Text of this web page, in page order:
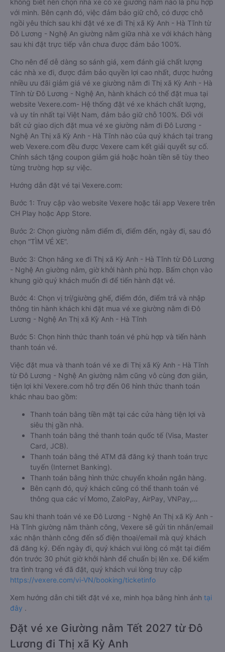
không biết nên chọn nhà xe có xe giường nằm nào là phù hợp
với mình. Bên cạnh đó, việc đảm bảo giữ chỗ, có được chỗ
ngồi yêu thích sau khi đặt vé xe đi Thị xã Kỳ Anh - Hà Tĩnh từ
Đô Lương - Nghệ An giường nằm giữa nhà xe với khách hàng
sau khi đặt trực tiếp vẫn chưa được đảm bảo 100%.
Cho nên để dễ dàng so sánh giá, xem đánh giá chất lượng
các nhà xe đi, được đảm bảo quyền lợi cao nhất, được hưởng
nhiều ưu đãi giảm giá vé xe giường nằm đi Thị xã Kỳ Anh - Hà
Tĩnh từ Đô Lương - Nghệ An, hành khách có thể đặt mua tại
website Vexere.com- Hệ thống đặt vé xe khách chất lượng,
và uy tín nhất tại Việt Nam, đảm bảo giữ chỗ 100%. Đối với
bất cứ giao dịch đặt mua vé xe giường nằm đi Đô Lương -
Nghệ An Thị xã Kỳ Anh - Hà Tĩnh nào của quý khách tại trang
web Vexere.com đều được Vexere cam kết giải quyết sự cố.
Chính sách tặng coupon giảm giá hoặc hoàn tiền sẽ tùy theo
từng trường hợp sự việc.
Hướng dẫn đặt vé tại Vexere.com:
Bước 1: Truy cập vào website Vexere hoặc tải app Vexere trên
CH Play hoặc App Store.
Bước 2: Chọn giường nằm điểm đi, điểm đến, ngày đi, sau đó
chọn “TÌM VÉ XE”.
Bước 3: Chọn hãng xe đi Thị xã Kỳ Anh - Hà Tĩnh từ Đô Lương
- Nghệ An giường nằm, giờ khởi hành phù hợp. Bấm chọn vào
khung giờ quý khách muốn đi để tiến hành đặt vé.
Bước 4: Chọn vị trí/giường ghế, điểm đón, điểm trả và nhập
thông tin hành khách khi đặt mua vé xe giường nằm đi Đô
Lương - Nghệ An Thị xã Kỳ Anh - Hà Tĩnh
Bước 5: Chọn hình thức thanh toán vé phù hợp và tiến hành
thanh toán vé.
Việc đặt mua và thanh toán vé xe đi Thị xã Kỳ Anh - Hà Tĩnh
từ Đô Lương - Nghệ An giường nằm cũng vô cùng đơn giản,
tiện lợi khi Vexere.com hỗ trợ đến 06 hình thức thanh toán
khác nhau bao gồm:
Thanh toán bằng tiền mặt tại các cửa hàng tiện lợi và
siêu thị gần nhà.
Thanh toán bằng thẻ thanh toán quốc tế (Visa, Master
Card, JCB).
Thanh toán bằng thẻ ATM đã đăng ký thanh toán trực
tuyến (Internet Banking).
Thanh toán bằng hình thức chuyển khoản ngân hàng.
Bên cạnh đó, quý khách cũng có thể thanh toán vé
thông qua các ví Momo, ZaloPay, AirPay, VNPay,…
Sau khi thanh toán vé xe Đô Lương - Nghệ An Thị xã Kỳ Anh -
Hà Tĩnh giường nằm thành công, Vexere sẽ gửi tin nhắn/email
xác nhận thành công đến số điện thoại/email mà quý khách
đã đăng ký. Đến ngày đi, quý khách vui lòng có mặt tại điểm
đón trước 30 phút giờ khởi hành để chuẩn bị lên xe. Để kiểm
tra tình trạng vé đã đặt, quý khách vui lòng truy cập
https://vexere.com/vi-VN/booking/ticketinfo
Xem hướng dẫn chi tiết đặt vé xe, minh họa bằng hình ảnh tại
đây .
Đặt vé xe Giường nằm Tết 2027 từ Đô
Lương đi Thị xã Kỳ Anh